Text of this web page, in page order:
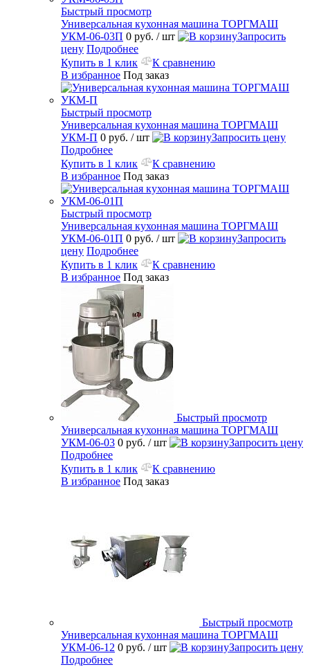
Быстрый просмотр
Универсальная кухонная машина ТОРГМАШ
УКМ-06-03П 0 руб. / шт
Запросить
цену Подробнее
Купить в 1 клик
К сравнению
В избранное Под заказ
Быстрый просмотр
Универсальная кухонная машина ТОРГМАШ
УКМ-П 0 руб. / шт
Запросить цену
Подробнее
Купить в 1 клик
К сравнению
В избранное Под заказ
Быстрый просмотр
Универсальная кухонная машина ТОРГМАШ
УКМ-06-01П 0 руб. / шт
Запросить
цену Подробнее
Купить в 1 клик
К сравнению
В избранное Под заказ
Быстрый просмотр
Универсальная кухонная машина ТОРГМАШ
УКМ-06-03 0 руб. / шт
Запросить цену
Подробнее
Купить в 1 клик
К сравнению
В избранное Под заказ
Быстрый просмотр
Универсальная кухонная машина ТОРГМАШ
УКМ-06-12 0 руб. / шт
Запросить цену
Подробнее